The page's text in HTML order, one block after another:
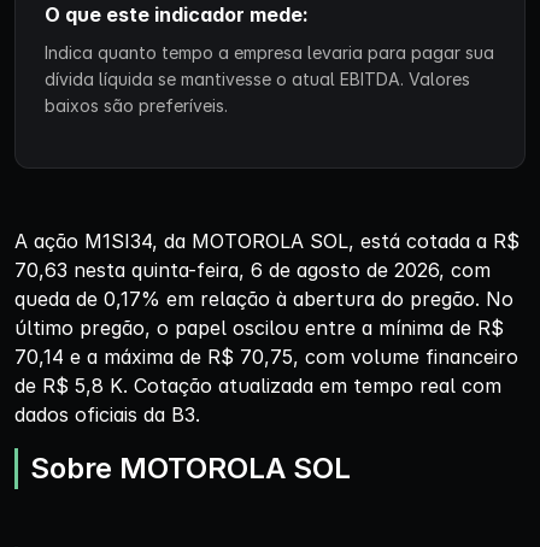
O que este indicador mede:
Indica quanto tempo a empresa levaria para pagar sua
dívida líquida se mantivesse o atual EBITDA. Valores
baixos são preferíveis.
A ação M1SI34, da MOTOROLA SOL, está cotada a R$
70,63 nesta quinta-feira, 6 de agosto de 2026, com
queda de 0,17% em relação à abertura do pregão. No
último pregão, o papel oscilou entre a mínima de R$
70,14 e a máxima de R$ 70,75, com volume financeiro
de R$ 5,8 K. Cotação atualizada em tempo real com
dados oficiais da B3.
Sobre MOTOROLA SOL